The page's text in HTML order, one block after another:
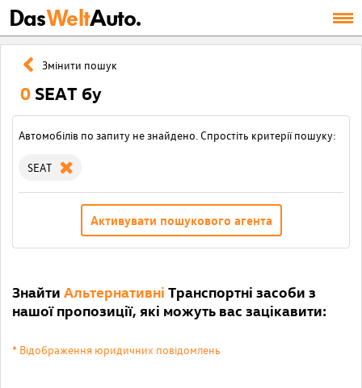
DasWeltAuto.
Змінити пошук
0 SEAT бу
Автомобілів по запиту не знайдено. Спростіть критерії пошуку:
SEAT
Активувати пошукового агента
Знайти Альтернативні Транспортні засоби з
нашої пропозиції, які можуть вас зацікавити:
* Відображення юридичних повідомлень